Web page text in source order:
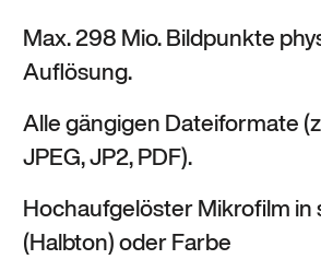
Max. 298 Mio. Bildpunkte
Auflösung.
Alle gängigen Dateiformate
JPEG, JP2, PDF).
Hochaufgelöster Mikrofilm in
(Halbton) oder Farbe